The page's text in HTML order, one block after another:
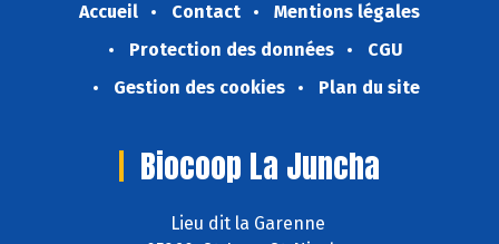
Accueil Contact
Mentions légales
Protection des données
CGU
Gestion des cookies
Plan du site
Biocoop La Juncha
Lieu dit la Garenne